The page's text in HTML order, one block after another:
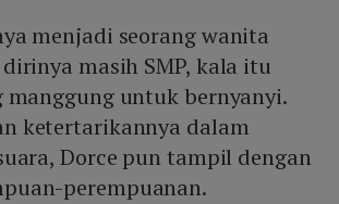
menjadi seorang wanita
masih SMP, kala itu
manggung untuk bernyanyi.
ketertarikannya dalam
Dorce pun tampil dengan
perempuanan.